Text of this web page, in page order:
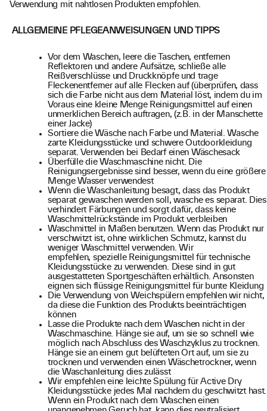
Verwendung mit nahtlosen Produkten empfohlen.
ALLGEMEINE PFLEGEANWEISUNGEN UND TIPPS
Vor dem Waschen, leere die Taschen, entfernen
Reflektoren und andere Aufsätze, schließe alle
Reißverschlüsse und Druckknöpfe und trage
Fleckenentferner auf alle Flecken auf (überprüfen, dass
sich die Farbe nicht aus dem Material löst, indem du im
Voraus eine kleine Menge Reinigungsmittel auf einen
unmerklichen Bereich auftragen, (z.B. in der Manschette
einer Jacke)
Sortiere die Wäsche nach Farbe und Material. Wasche
zarte Kleidungsstücke und schwere Outdoorkleidung
separat. Verwenden bei Bedarf einen Wäschesack
Überfülle die Waschmaschine nicht. Die
Reinigungsergebnisse sind besser, wenn du eine größere
Menge Wasser verwendest
Wenn die Waschanleitung besagt, dass das Produkt
separat gewaschen werden soll, wasche es separat. Dies
verhindert Färbungen und sorgt dafür, dass keine
Waschmittelrückstände im Produkt verbleiben
Waschmittel in Maßen benutzen. Wenn das Produkt nur
verschwitzt ist, ohne wirklichen Schmutz, kannst du
weniger Waschmittel verwenden. Wir
empfehlen, spezielle Reinigungsmittel für technische
Kleidungsstücke zu verwenden. Diese sind in gut
ausgestatteten Sportgeschäften erhältlich. Ansonsten
eignen sich flüssige Reinigungsmittel für bunte Kleidung
Die Verwendung von Weichspülern empfehlen wir nicht,
da diese die Funktion des Produkts beeinträchtigen
können
Lasse die Produkte nach dem Waschen nicht in der
Waschmaschine. Hänge sie auf, um sie so schnell wie
möglich nach Abschluss des Waschzyklus zu trocknen.
Hänge sie an einem gut belüfteten Ort auf, um sie zu
trocknen und verwenden einen Wäschetrockner, wenn
die Waschanleitung dies zulässt
Wir empfehlen eine leichte Spülung für Active Dry
Kleidungsstücke jedes Mal nachdem du geschwitzt hast.
Wenn ein Produkt nach dem Waschen einen